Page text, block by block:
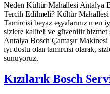
Neden Kültür Mahallesi Antalya
Tercih Edilmeli? Kültür Mahallesi
Tamircisi beyaz eşyalarınızın en
sizlere kaliteli ve güvenilir
Antalya Bosch Çamaşır Makinesi
iyi dostu olan tamircisi olarak,
sunuyoruz.
Kızılarık Bosch